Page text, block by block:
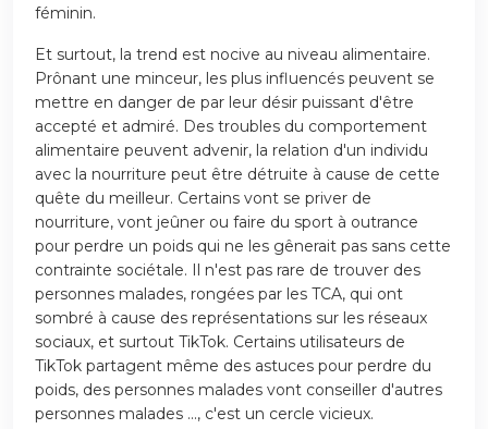
féminin.
Et surtout, la trend est nocive au niveau alimentaire.
Prônant une minceur, les plus influencés peuvent se
mettre en danger de par leur désir puissant d'être
accepté et admiré. Des troubles du comportement
alimentaire peuvent advenir, la relation d'un individu
avec la nourriture peut être détruite à cause de cette
quête du meilleur. Certains vont se priver de
nourriture, vont jeûner ou faire du sport à outrance
pour perdre un poids qui ne les gênerait pas sans cette
contrainte sociétale. Il n'est pas rare de trouver des
personnes malades, rongées par les TCA, qui ont
sombré à cause des représentations sur les réseaux
sociaux, et surtout TikTok. Certains utilisateurs de
TikTok partagent même des astuces pour perdre du
poids, des personnes malades vont conseiller d'autres
personnes malades ..., c'est un cercle vicieux.